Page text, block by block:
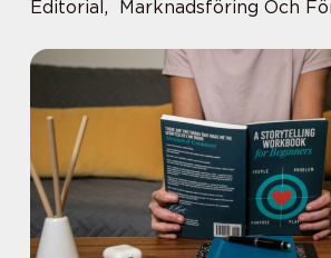
Editorial, Marknadsföring Och